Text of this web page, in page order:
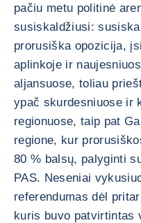
pačiu metu politinė
susiskaldžiusi:
prorusiška opozicija,
aplinkoje ir
aljansuose, toliau
ypač skurdesniuose ir
regionuose, taip pat
regione, kur
80 % balsų, palyginti
PAS. Neseniai
referendumas dėl
kuris buvo patvirtintas